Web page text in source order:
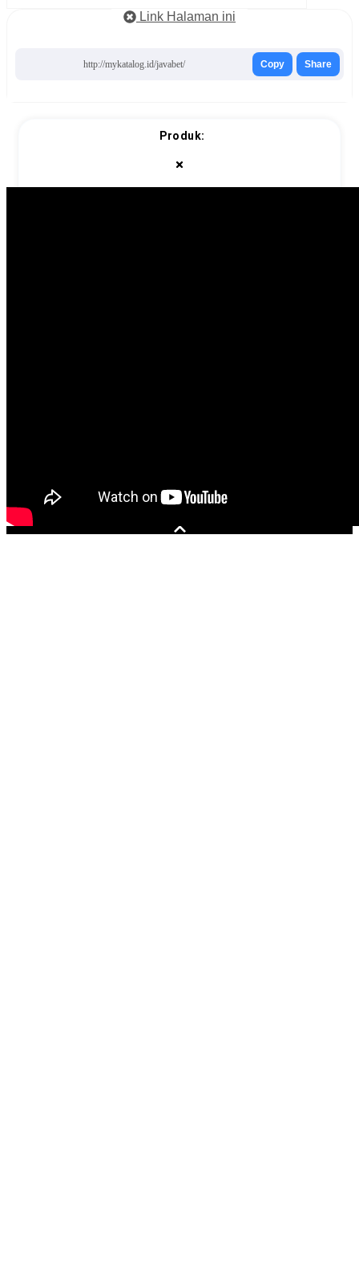
Link Halaman ini
http://mykatalog.id/javabet/ Copy Share
Produk: